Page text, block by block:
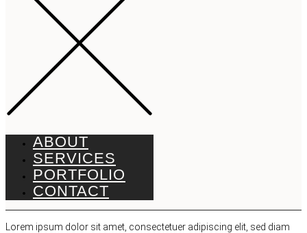
ABOUT
SERVICES
PORTFOLIO
CONTACT
Lorem ipsum dolor sit amet, consectetuer adipiscing elit, sed diam